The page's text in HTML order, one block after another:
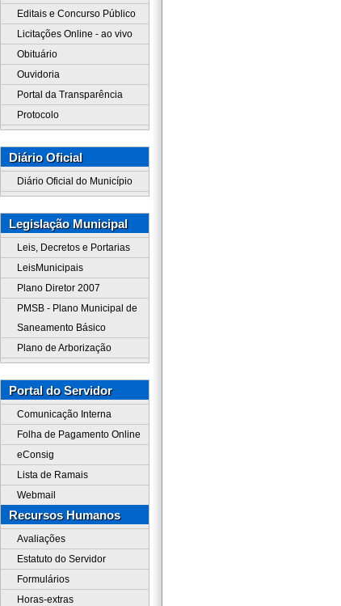
Editais e Concurso Público
Licitações Online - ao vivo
Obituário
Ouvidoria
Portal da Transparência
Protocolo
Diário Oficial
Diário Oficial do Município
Legislação Municipal
Leis, Decretos e Portarias
LeisMunicipais
Plano Diretor 2007
PMSB - Plano Municipal de
Saneamento Básico
Plano de Arborização
Portal do Servidor
Comunicação Interna
Folha de Pagamento Online
eConsig
Lista de Ramais
Webmail
Recursos Humanos
Avaliações
Estatuto do Servidor
Formulários
Horas-extras